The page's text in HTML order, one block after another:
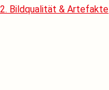
Bildqualität & Artefakte